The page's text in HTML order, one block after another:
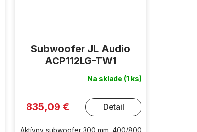
Subwoofer JL Audio
ACP112LG-TW1
Na sklade (1 ks)
835,09 € Detail
Aktívny subwoofer 300 mm, 400/800